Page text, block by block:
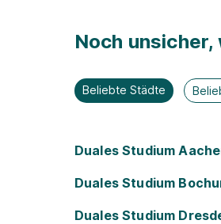
Noch
Beliebte Städte
Duales Studium
Duales Studium
Duales Studium